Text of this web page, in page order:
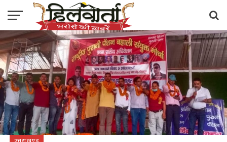
उत्तराखण्ड